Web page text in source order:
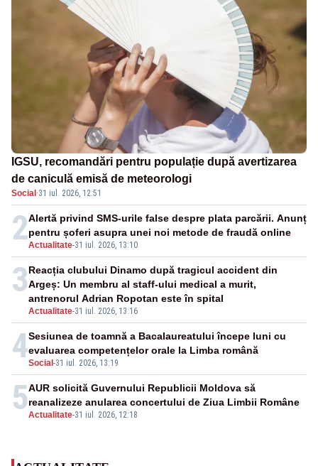
IGSU, recomandări pentru populație după avertizarea
de caniculă emisă de meteorologi
Social·31 iul. 2026, 12:51
2Actualitate-31 iul. 2026, 13:10
Alertă privind SMS-urile false despre plata parcării. Anunț
pentru șoferi asupra unei noi metode de fraudă online
3
Actualitate-31 iul. 2026, 13:16
Reacția clubului Dinamo după tragicul accident din
Argeș: Un membru al staff-ului medical a murit,
antrenorul Adrian Ropotan este în spital
4Social-31 iul. 2026, 13:19
Sesiunea de toamnă a Bacalaureatului începe luni cu
evaluarea competențelor orale la Limba română
5Actualitate-31 iul. 2026, 12:18
AUR solicită Guvernului Republicii Moldova să
reanalizeze anularea concertului de Ziua Limbii Române